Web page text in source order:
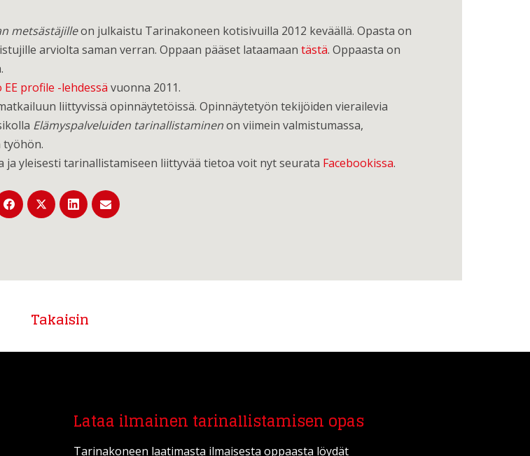
metsästäjilleon julkaistu Tarinakoneen kotisivuilla 2012 keväällä. Opasta on
arviolta saman verran. Oppaan pääset lataamaan tästä. Oppaasta on
EE profile -lehdessä vuonna 2011.
liittyvissä opinnäytetöissä. Opinnäytetyön tekijöiden vierailevia
Elämyspalveluiden tarinallistaminenon viimein valmistumassa,
yleisesti tarinallistamiseen liittyvää tietoa voit nyt seurata Facebookissa.
Takaisin
Lataa ilmainen tarinallistamisen opas
Tarinakoneen laatimasta ilmaisesta oppaasta löydät